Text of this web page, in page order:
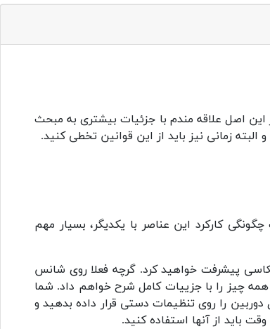
اصل علاقه مندم با جزئیات بیشتری به مبحث
البته زمانی نیز باید از این قوانین تخطی کنید.
کارکرد این عناصر با یکدیگر، بسیار مهم
پیشرفت خواهید کرد. گرچه فعلا روی شانس
چیز را با جزییات کامل شرح خواهم داد. شما
را روی تنظیمات دستی قرار داده بدهید و
باید از آنها استفاده کنید.